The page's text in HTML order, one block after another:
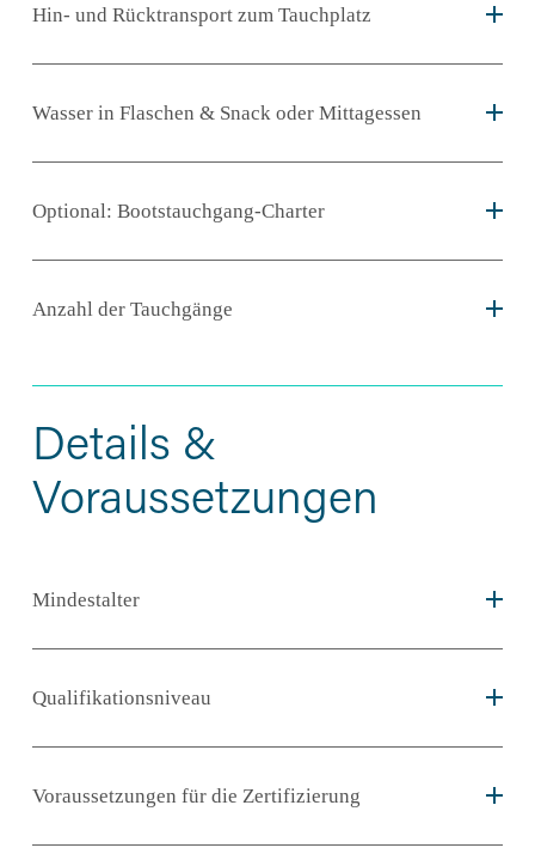
Hin- und Rücktransport zum Tauchplatz
Wasser in Flaschen & Snack oder Mittagessen
Optional: Bootstauchgang-Charter
Anzahl der Tauchgänge
Details &
Voraussetzungen
Mindestalter
Qualifikationsniveau
Voraussetzungen für die Zertifizierung